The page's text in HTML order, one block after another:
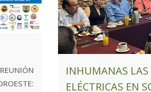
INHUMANAS LAS
ELÉCTRICAS EN